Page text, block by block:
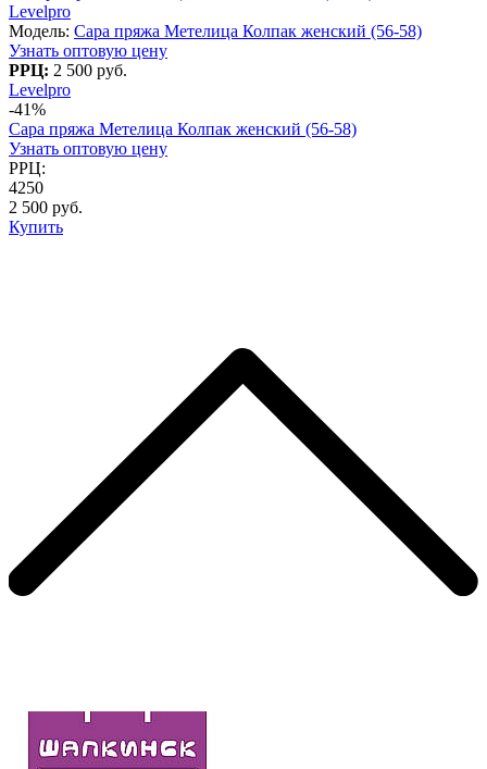
Levelpro
Модель: Сара пряжа Метелица Колпак женский (56-58)
Узнать оптовую цену
РРЦ: 2 500 руб.
Levelpro
-41%
Сара пряжа Метелица Колпак женский (56-58)
Узнать оптовую цену
РРЦ:
4250
2 500 руб.
Купить